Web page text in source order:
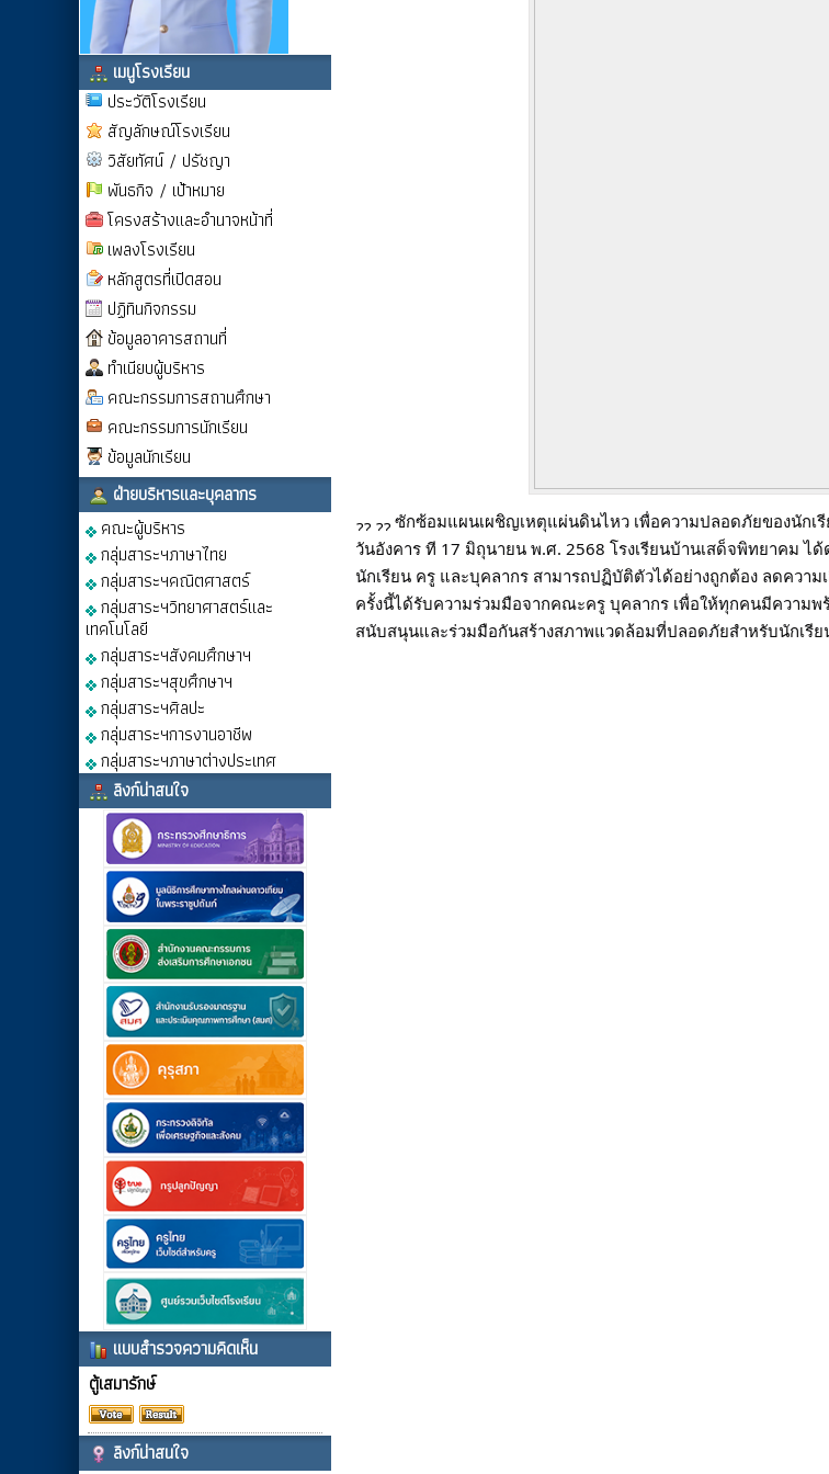
เมนูโรงเรียน
ประวัติโรงเรียน
สัญลักษณ์โรงเรียน
วิสัยทัศน์ / ปรัชญา
พันธกิจ / เป้าหมาย
โครงสร้างและอำนาจหน้าที่
เพลงโรงเรียน
หลักสูตรที่เปิดสอน
ปฏิทินกิจกรรม
ข้อมูลอาคารสถานที่
ทำเนียบผู้บริหาร
คณะกรรมการสถานศึกษา
คณะกรรมการนักเรียน
ข้อมูลนักเรียน
ฝ่ายบริหารและบุคลากร
คณะผู้บริหาร
กลุ่มสาระฯภาษาไทย
กลุ่มสาระฯคณิตศาสตร์
กลุ่มสาระฯวิทยาศาสตร์และ
เทคโนโลยี
กลุ่มสาระฯสังคมศึกษาฯ
กลุ่มสาระฯสุขศึกษาฯ
กลุ่มสาระฯศิลปะ
กลุ่มสาระฯการงานอาชีพ
กลุ่มสาระฯภาษาต่างประเทศ
ลิงก์น่าสนใจ
แบบสำรวจความคิดเห็น
ตู้เสมารักษ์
ลิงก์น่าสนใจ
ซักซ้อมแผนเผชิญเหตุแผ่นดินไหว เพื่อความปลอดภัยของนักเ
วันอังคาร ที 17 มิถุนายน พ.ศ. 2568 โรงเรียนบ้านเสด็จพิทยาคม
นักเรียน ครู และบุคลากร สามารถปฏิบัติตัวได้อย่างถูกต้อง ลดควา
ครั้งนี้ได้รับความร่วมมือจากคณะครู บุคลากร เพื่อให้ทุกคนมีความ
สนับสนุนและร่วมมือกันสร้างสภาพแวดล้อมที่ปลอดภัยสำหรับนักเรี